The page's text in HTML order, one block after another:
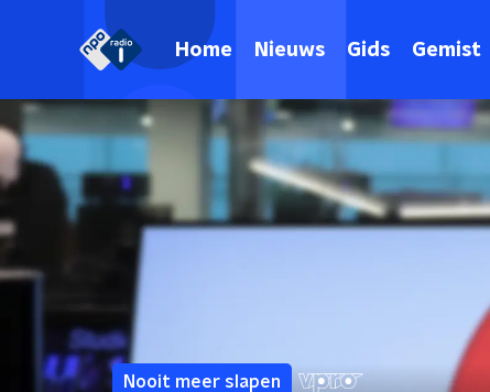
Home Nieuws Gids Gemist
Nooit meer slapen